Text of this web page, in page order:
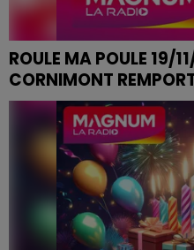
ROULE MA POULE 19/
CORNIMONT
ROULE MA POULE 19/11/